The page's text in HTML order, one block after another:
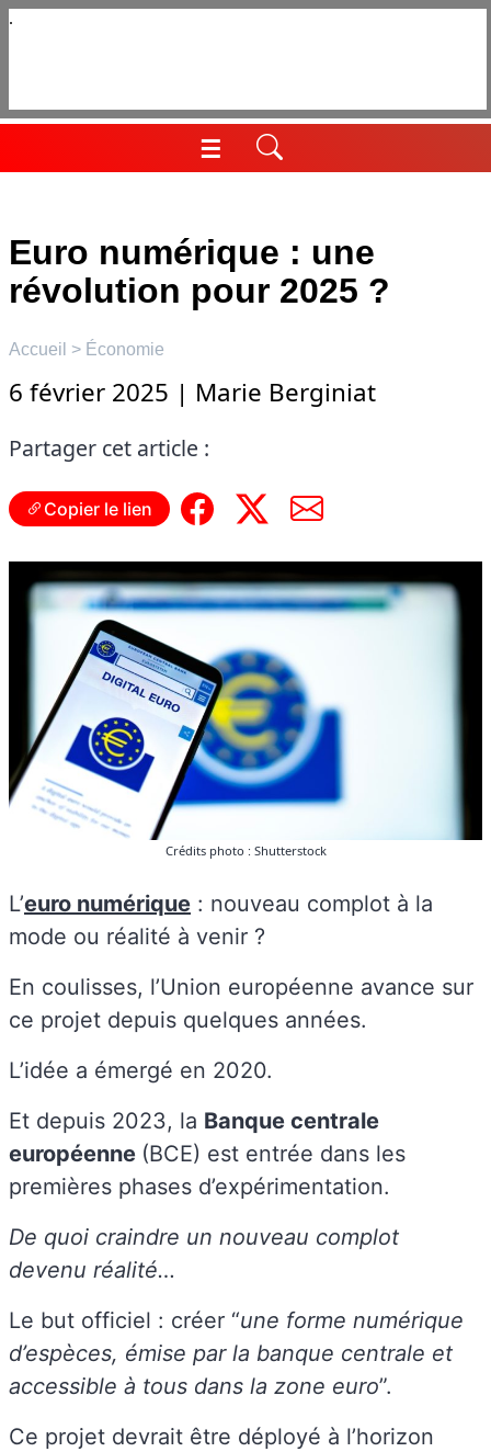
Aller
☰
Menu
Euro numérique : une
révolution pour 2025 ?
Accueil > Économie
6 février 2025 | Marie Berginiat
Partager cet article :
Copier le lien
Crédits photo : Shutterstock
L’euro numérique : nouveau complot à la
mode ou réalité à venir ?
En coulisses, l’Union européenne avance sur
ce projet depuis quelques années.
L’idée a émergé en 2020.
Et depuis 2023, la Banque centrale
européenne (BCE) est entrée dans les
premières phases d’expérimentation.
De quoi craindre un nouveau complot
devenu réalité…
Le but officiel : créer “une forme numérique
d’espèces, émise par la banque centrale et
accessible à tous dans la zone euro”.
Ce projet devrait être déployé à l’horizon